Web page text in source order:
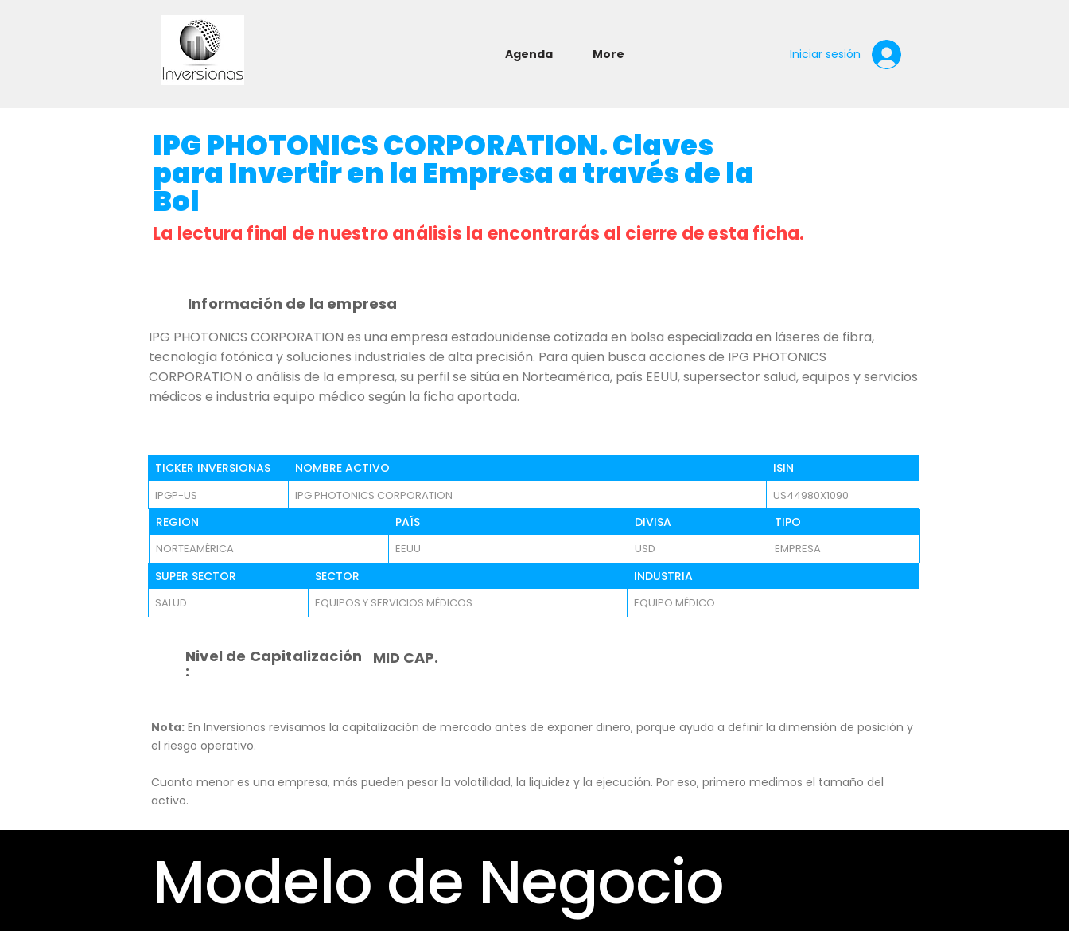
Agenda More Iniciar sesión
IPG PHOTONICS CORPORATION. Claves
para Invertir en la Empresa a través de la
Bol
La lectura final de nuestro análisis la encontrarás al cierre de esta ficha.
Información de la empresa
IPG PHOTONICS CORPORATION es una empresa estadounidense cotizada en bolsa especializada en láseres de fibra,
tecnología fotónica y soluciones industriales de alta precisión. Para quien busca acciones de IPG PHOTONICS
CORPORATION o análisis de la empresa, su perfil se sitúa en Norteamérica, país EEUU, supersector salud, equipos y servicios
médicos e industria equipo médico según la ficha aportada.
TICKER INVERSIONAS NOMBRE ACTIVO ISIN
IPGP-US IPG PHOTONICS CORPORATION US44980X1090
REGION PAÍS DIVISA TIPO
NORTEAMÉRICA EEUU USD EMPRESA
SUPER SECTOR SECTOR INDUSTRIA
SALUD EQUIPOS Y SERVICIOS MÉDICOS EQUIPO MÉDICO
Nivel de Capitalización
:
MID CAP.
Nota: En Inversionas revisamos la capitalización de mercado antes de exponer dinero, porque ayuda a definir la dimensión de posición y
el riesgo operativo.
Cuanto menor es una empresa, más pueden pesar la volatilidad, la liquidez y la ejecución. Por eso, primero medimos el tamaño del
activo.
Modelo de Negocio